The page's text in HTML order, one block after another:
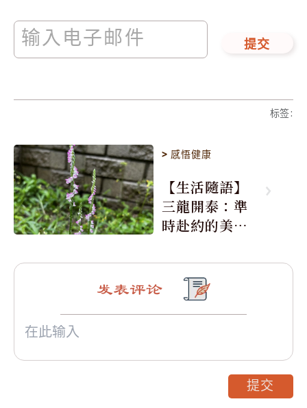
提交
标签:
>感悟健康
【生活隨語】
三龍開泰：準
時赴約的美麗
发表评论
提交